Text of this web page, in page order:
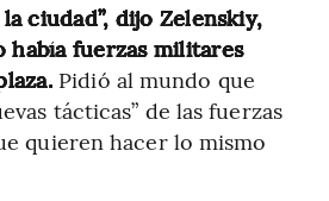
ciudad”, dijo Zelenskiy,
había fuerzas militares
Pidió al mundo que
tácticas” de las fuerzas
quieren hacer lo mismo